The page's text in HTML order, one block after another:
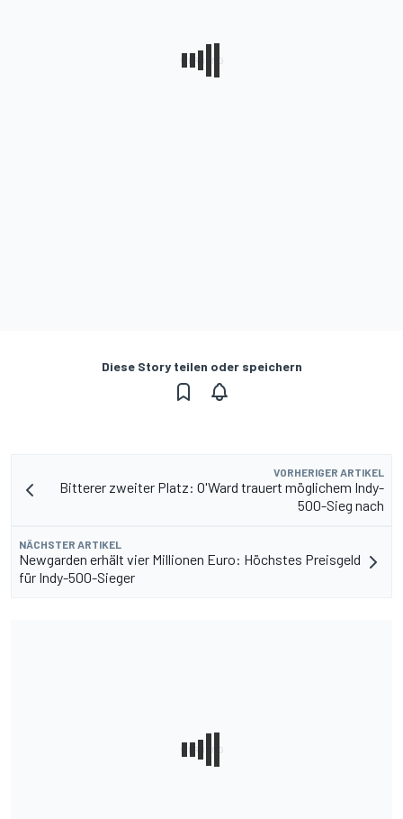
Diese Story teilen oder speichern
VORHERIGER ARTIKEL
Bitterer zweiter Platz: O'Ward trauert möglichem Indy-
500-Sieg nach
NÄCHSTER ARTIKEL
Newgarden erhält vier Millionen Euro: Höchstes Preisgeld
für Indy-500-Sieger